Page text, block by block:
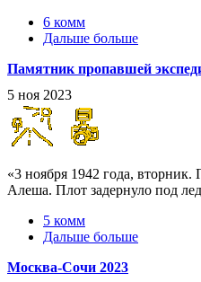
6 комм
Дальше больше
Памятник пропавшей
5 ноя 2023
«3 ноября 1942 года,
Алеша. Плот задернуло под
5 комм
Дальше больше
Москва-Сочи 2023